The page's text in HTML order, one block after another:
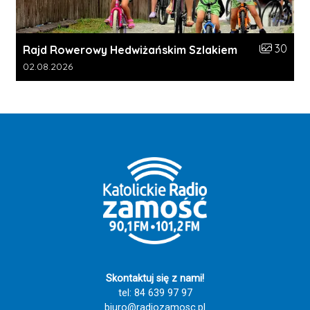
Rajd Rowerowy Hedwiżańskim Szlakiem Liczba
30
Data dodania galerii:
02.08.2026
Skontaktuj się z nami!
tel: 84 639 97 97